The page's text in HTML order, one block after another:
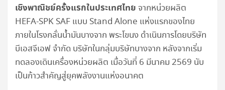
เชิงพาณิชย์ครั้งแรกในประเทศไทย จากหน่วยผลิต
HEFA-SPK SAF แบบ Stand Alone แห่งแรกของไทย
ภายในโรงกลั่นน้ำมันบางจาก พระโขนง ดำเนินการโดยบริษัท
บีเอสจีเอฟ จำกัด บริษัทในกลุ่มบริษัทบางจาก หลังจากเริ่ม
ทดลองเดินเครื่องหน่วยผลิต เมื่อวันที่ 6 มีนาคม 2569 นับ
เป็นก้าวสำคัญสู่ยุคพลังงานแห่งอนาคต